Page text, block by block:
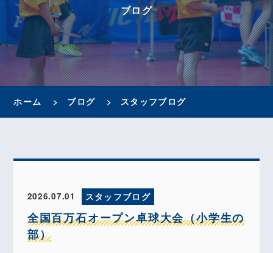
ブログ
ホーム ブログ スタッフブログ
2026.07.01 スタッフブログ
全国百万石オープン卓球大会（小学生の
部）